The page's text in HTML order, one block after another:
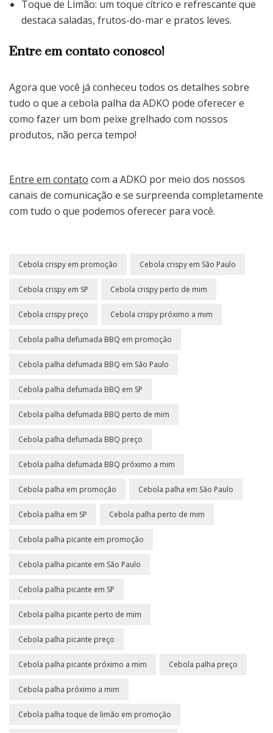
Toque de Limão: um toque cítrico e refrescante que
destaca saladas, frutos-do-mar e pratos leves.
Entre em contato conosco!
Agora que você já conheceu todos os detalhes sobre
tudo o que a cebola palha da ADKO pode oferecer e
como fazer um bom peixe grelhado com nossos
produtos, não perca tempo!
Entre em contato com a ADKO por meio dos nossos
canais de comunicação e se surpreenda completamente
com tudo o que podemos oferecer para você.
Cebola crispy em promoção Cebola crispy em São Paulo
Cebola crispy em SP Cebola crispy perto de mim
Cebola crispy preço Cebola crispy próximo a mim
Cebola palha defumada BBQ em promoção
Cebola palha defumada BBQ em São Paulo
Cebola palha defumada BBQ em SP
Cebola palha defumada BBQ perto de mim
Cebola palha defumada BBQ preço
Cebola palha defumada BBQ próximo a mim
Cebola palha em promoção Cebola palha em São Paulo
Cebola palha em SP Cebola palha perto de mim
Cebola palha picante em promoção
Cebola palha picante em São Paulo
Cebola palha picante em SP
Cebola palha picante perto de mim
Cebola palha picante preço
Cebola palha picante próximo a mim Cebola palha preço
Cebola palha próximo a mim
Cebola palha toque de limão em promoção